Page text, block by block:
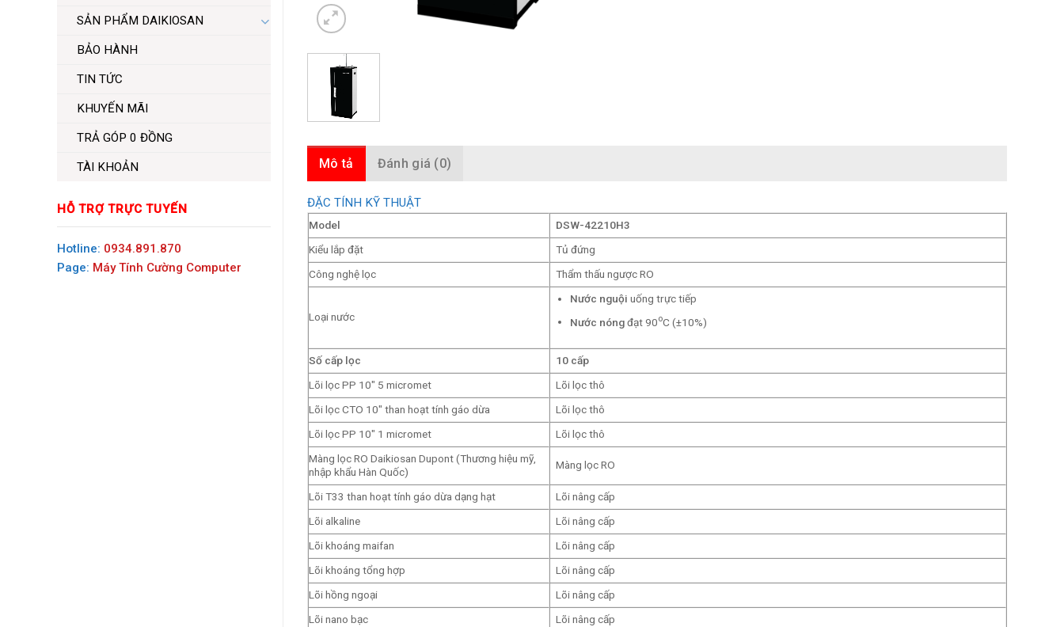
SẢN PHẨM DAIKIOSAN
BẢO HÀNH
TIN TỨC
KHUYẾN MÃI
TRẢ GÓP 0 ĐỒNG
TÀI KHOẢN
HỖ TRỢ TRỰC TUYẾN
Hotline: 0934.891.870
Page: Máy Tính Cường Computer
Mô tả Đánh giá (0)
ĐẶC TÍNH KỸ THUẬT
Model
DSW-42210H3
Kiểu lắp đặt
Tủ đứng
Công nghệ lọc
Thẩm thấu ngược RO
Loại nước
Nước nguội uống trực tiếp
Nước nóngđạt 90oC (±10%)
Số cấp lọc
10 cấp
Lõi lọc PP 10″ 5 micromet
Lõi lọc thô
Lõi lọc CTO 10″ than hoạt tính gáo dừa
Lõi lọc thô
Lõi lọc PP 10″ 1 micromet
Lõi lọc thô
Màng lọc RO Daikiosan Dupont (Thương hiệu mỹ,
nhập khẩu Hàn Quốc)
Màng lọc RO
Lõi T33 than hoạt tính gáo dừa dạng hạt
Lõi nâng cấp
Lõi alkaline
Lõi nâng cấp
Lõi khoáng maifan
Lõi nâng cấp
Lõi khoáng tổng hợp
Lõi nâng cấp
Lõi hồng ngoại
Lõi nâng cấp
Lõi nano bạc
Lõi nâng cấp